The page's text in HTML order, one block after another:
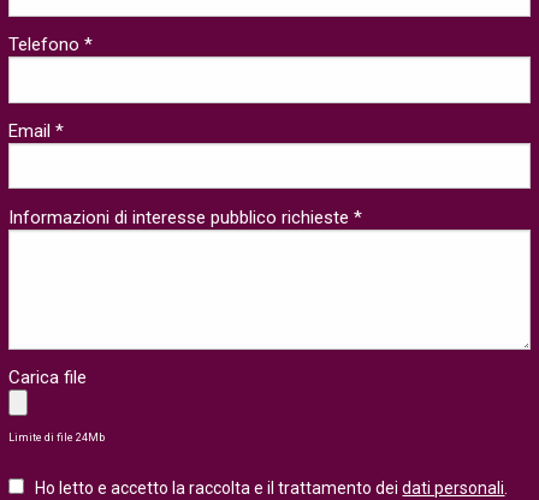
Telefono *
Email *
Informazioni di interesse pubblico richieste *
Carica file
Limite di file 24Mb
Ho letto e accetto la raccolta e il trattamento deidati personali.